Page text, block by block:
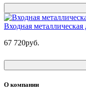
Входная
67 720руб.
О компании